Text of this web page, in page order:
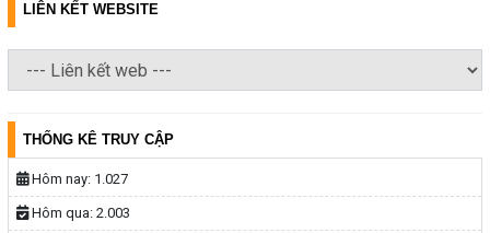
LIÊN KẾT WEBSITE
THỐNG KÊ TRUY CẬP
Hôm nay: 1.027
Hôm qua: 2.003